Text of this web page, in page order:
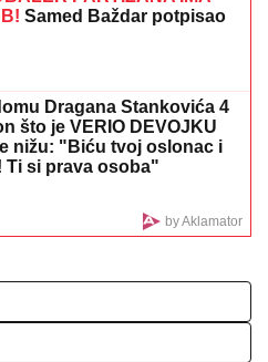
BIZNIS ZA KOJI SE
i voditeljstva novac mu
mi dolaze
danas (8. avgust) u
do 36 stepeni, a